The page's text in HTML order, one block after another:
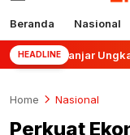
Beranda Nasional
HEADLINE
Banjar Ungkap Kasus
Home Nasional
Perkuat